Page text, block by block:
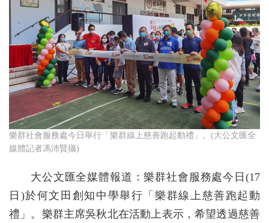
樂群社會服務處今日舉行「樂群線上慈善跑起動禮」。(大公文匯全
媒體記者馮沛賢攝)
大公文匯全媒體報道：樂群社會服務處今日(17
日)於何文田創知中學舉行「樂群線上慈善跑起動
禮」。樂群主席吳秋北在活動上表示，希望透過慈善